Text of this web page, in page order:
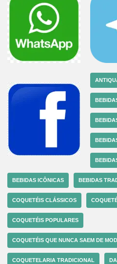
BEBIDAS ICÔNICAS BEBIDAS
COQUETÉIS CLÁSSICOS
COQUETÉIS POPULARES
COQUETÉIS QUE NUNCA SAEM DE
COQUETELARIA TRADICIONAL